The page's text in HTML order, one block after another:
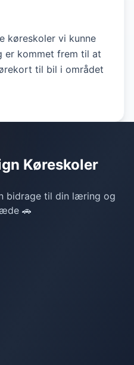
køreskoler vi kunne
kommet frem til at
til bil i området
Køreskoler
bidrage til din læring og
🚗